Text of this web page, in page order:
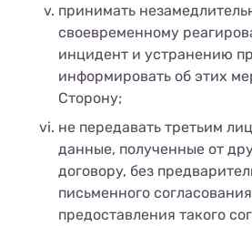
принимать
своевременному
инцидент и устранению
информировать об этих
Сторону;
не передавать третьим
данные, полученные от
договору, без
письменного
предоставления такого